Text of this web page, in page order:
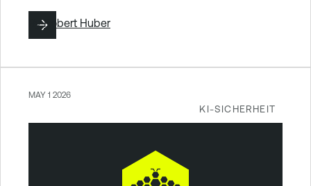
ByRobert Huber
KI-SICHERHEIT
MAY 1 2026